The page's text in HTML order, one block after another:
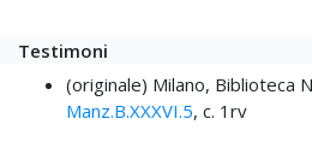
Testimoni
(originale) Milano, Biblioteca
Manz.B.XXXVI.5, c. 1rv